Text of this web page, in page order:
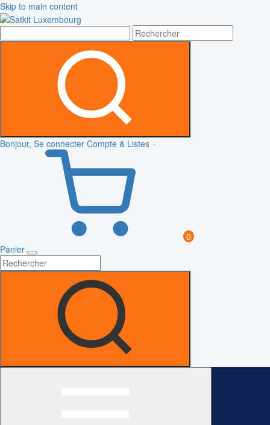
Skip to main content
Bonjour, Se connecter Compte & Listes
0
Panier